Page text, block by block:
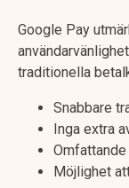
Google Pay
traditionella
Snabbare
Inga extra
Möjlighet